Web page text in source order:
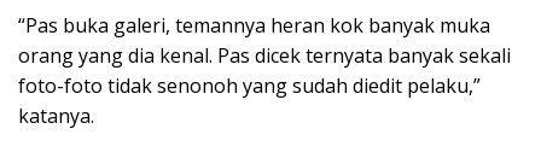
“Pas buka galeri, temannya heran kok banyak muka
orang yang dia kenal. Pas dicek ternyata banyak sekali
foto-foto tidak senonoh yang sudah diedit pelaku,”
katanya.